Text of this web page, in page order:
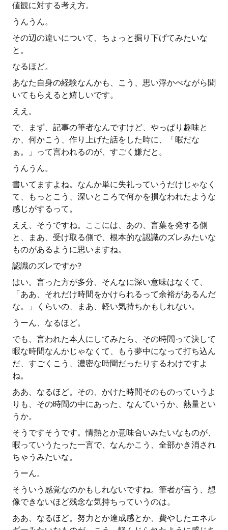
値観に対する考え方。
うんうん。
その辺の違いについて、ちょっと掘り下げてみたいな
と。
なるほど。
あなた自身の経験なんかも、こう、思い浮かべながら聞
いてもらえると嬉しいです。
ええ。
で、まず、記事の筆者なんですけど、やっぱり趣味と
か、何かこう、作り上げた話をした時に、「暇だな
ぁ。」って言われるのが、すごく嫌だと。
うんうん。
書いてますよね。なんか単に失礼っていうだけじゃなく
て、もっとこう、深いところで何かを損なわれたような
感じがするって。
ええ、そうですね。ここには、あの、言葉を発する側
と、まあ、受け取る側で、根本的な認識のズレみたいな
ものがあるように思いますね。
認識のズレですか?
はい。言った方が多分、そんなに深い意味はなくて、
「ああ、それだけ時間をかけられるって余裕があるんだ
な。」くらいの、まあ、軽い気持ちかもしれない。
うーん、なるほど。
でも、言われた本人にしてみたら、その時間って決して
暇な時間なんかじゃなくて、もう夢中になって打ち込ん
だ、すごくこう、濃密な時間だったりするわけですよ
ね。
ああ、なるほど。その、かけた時間そのものっていうよ
りも、その時間の中にあった、なんていうか、熱量とい
うか。
そうですそうです。情熱とか意味合いみたいなものが、
暇っていうたった一言で、なんかこう、全部かき消され
ちゃうみたいな。
うーん。
そういう感覚なのかもしれないですね。筆者が言う、想
像できないほど残念な気持ちっていうのは。
ああ、なるほど。努力とか達成感とか、費やしたエネル